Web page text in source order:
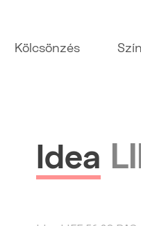
Kölcsönzés
Idea